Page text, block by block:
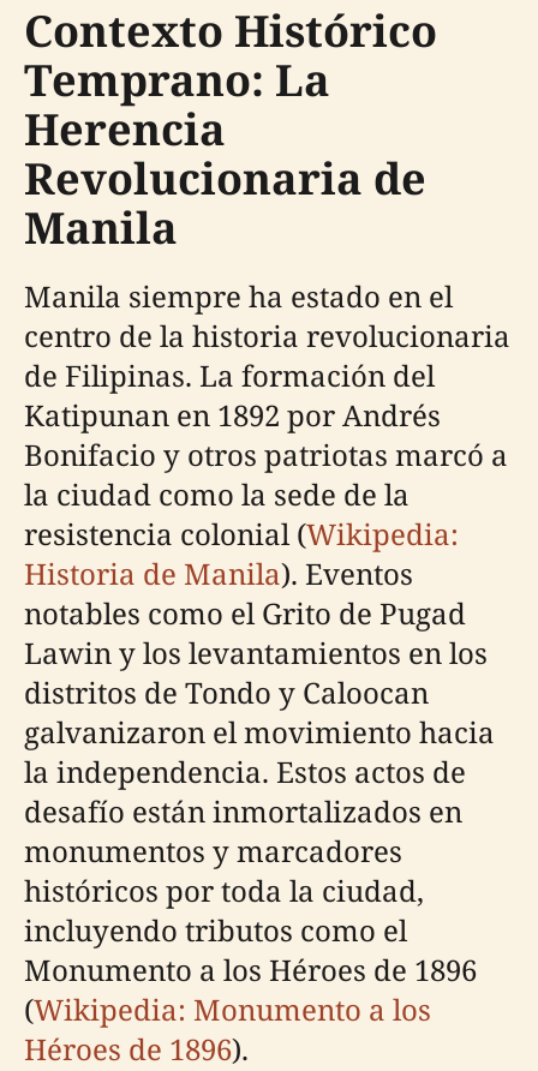
Contexto Histórico
Temprano: La
Herencia
Revolucionaria de
Manila
Manila siempre ha estado en el
centro de la historia revolucionaria
de Filipinas. La formación del
Katipunan en 1892 por Andrés
Bonifacio y otros patriotas marcó a
la ciudad como la sede de la
resistencia colonial (Wikipedia:
Historia de Manila). Eventos
notables como el Grito de Pugad
Lawin y los levantamientos en los
distritos de Tondo y Caloocan
galvanizaron el movimiento hacia
la independencia. Estos actos de
desafío están inmortalizados en
monumentos y marcadores
históricos por toda la ciudad,
incluyendo tributos como el
Monumento a los Héroes de 1896
(Wikipedia: Monumento a los
Héroes de 1896).